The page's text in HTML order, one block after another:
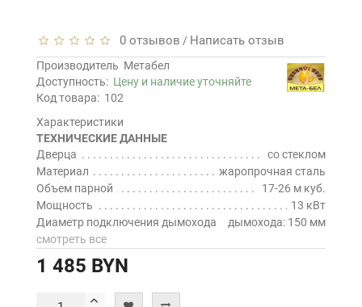
0 отзывов / Написать отзыв
Производитель Метабел
Доступность: Цену и наличие уточняйте
Код товара: 102
Характеристики
ТЕХНИЧЕСКИЕ ДАННЫЕ
Дверца
со стеклом
Материал
жаропрочная сталь
Объем парной
17-26 м куб.
Мощность
13 кВт
Диаметр подключения дымохода
дымохода: 150 мм
смотреть все
1 485 BYN